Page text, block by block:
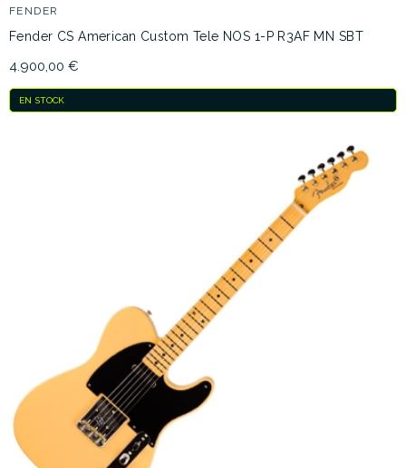
FENDER
Fender CS American Custom Tele NOS 1-P R3AF MN SBT
4.900,00 €
EN STOCK